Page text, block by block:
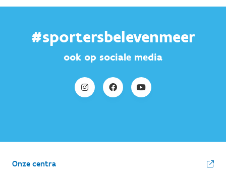
#sportersbelevenmeer
ook op sociale media
Onze centra